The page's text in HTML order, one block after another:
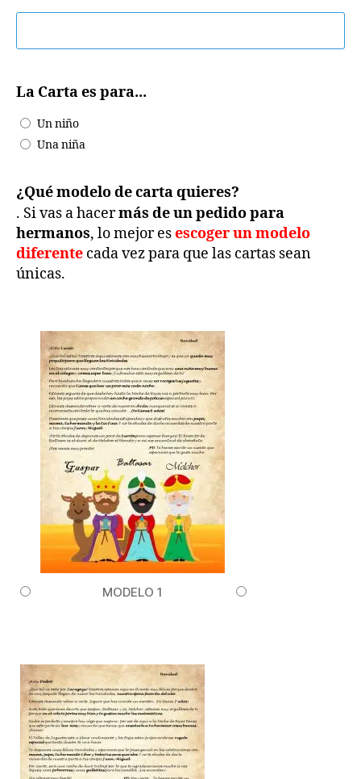
La Carta es para...
Un niño
Una niña
¿Qué modelo de carta quieres?
. Si vas a hacermás de un pedido para
hermanos, lo mejor esescoger un modelo
diferente cada vez para que las cartas sean
únicas.
MODELO 1